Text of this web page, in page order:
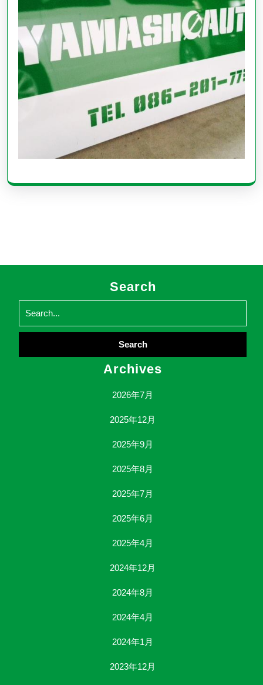
Search
for:
Archives
2026年7月
2025年12月
2025年9月
2025年8月
2025年7月
2025年6月
2025年4月
2024年12月
2024年8月
2024年4月
2024年1月
2023年12月